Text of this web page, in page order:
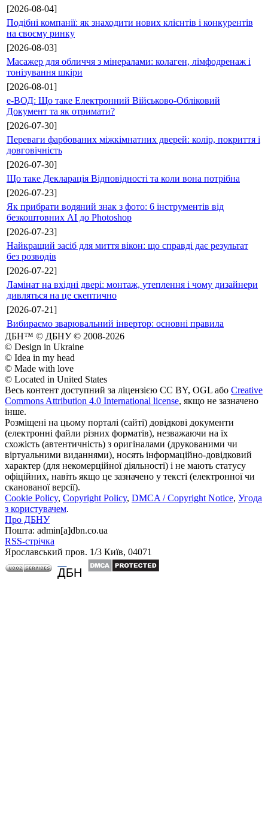
[2026-08-04]
Подібні компанії: як знаходити нових клієнтів і конкурентів
на своєму ринку
[2026-08-03]
Масажер для обличчя з мінералами: колаген, лімфодренаж і
тонізування шкіри
[2026-08-01]
е-ВОД: Що таке Електронний Військово-Обліковий
Документ та як отримати?
[2026-07-30]
Переваги фарбованих міжкімнатних дверей: колір, покриття і
довговічність
[2026-07-30]
Що таке Декларація Відповідності та коли вона потрібна
[2026-07-23]
Як прибрати водяний знак з фото: 6 інструментів від
безкоштовних AI до Photoshop
[2026-07-23]
Найкращий засіб для миття вікон: що справді дає результат
без розводів
[2026-07-22]
Ламінат на вхідні двері: монтаж, утеплення і чому дизайнери
дивляться на це скептично
[2026-07-21]
Вибираємо зварювальний інвертор: основні правила
ДБН™ © ДБНУ © 2008-2026
© Design in Ukraine
© Idea in my head
© Made with love
© Located in United States
Весь контент доступний за ліцензією CC BY, OGL або Creative
Commons Attribution 4.0 International license, якщо не зазначено
інше.
Розміщені на цьому порталі (сайті) довідкові документи
(електронні файли різних форматів), незважаючи на їх
схожість (автентичність) з оригіналами (друкованими чи
віртуальними виданнями), носять інформаційно-довідковий
характер (для некомерційної діяльності) і не мають статусу
офіційних, навіть якщо це зазначено у тексті (електронної чи
сканованої версії).
Cookie Policy, Copyright Policy, DMCA / Copyright Notice, Угода
з користувачем.
Про ДБНУ
Пошта: admin[а]dbn.co.ua
RSS-стрічка
Ярославський пров. 1/3 Київ, 04071